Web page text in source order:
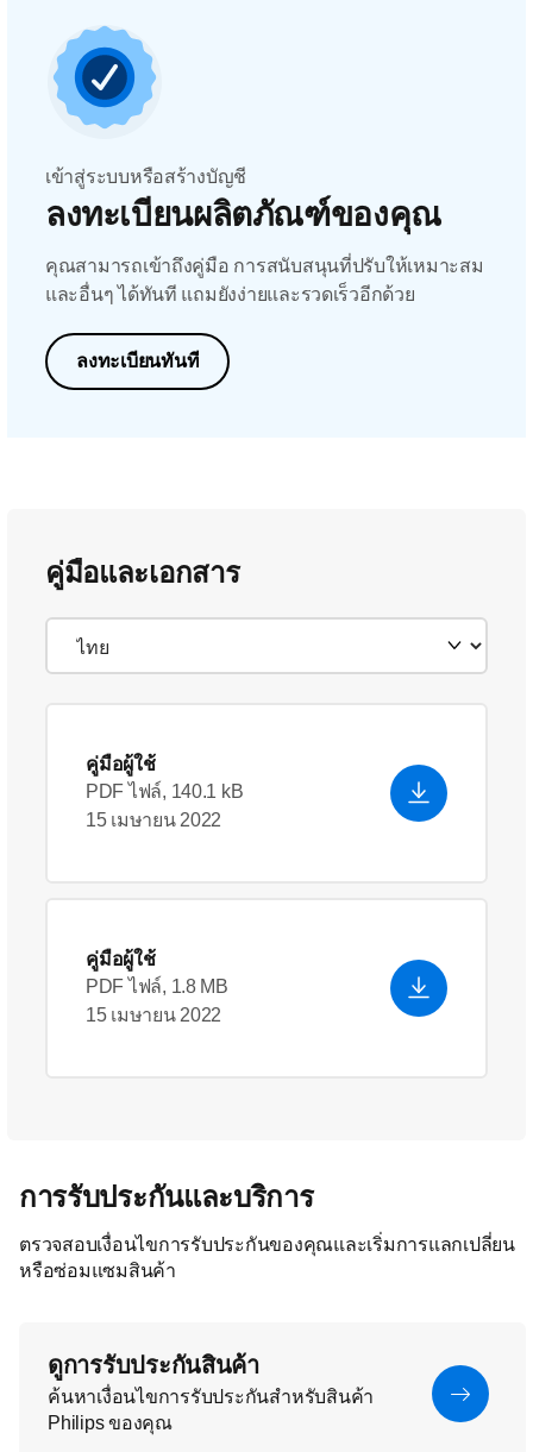
เข้าสู่ระบบหรือสร้างบัญชี
ลงทะเบียนผลิตภัณฑ์ของคุณ
คุณสามารถเข้าถึงคู่มือ การสนับสนุนที่ปรับให้เหมาะสม
และอื่นๆ ได้ทันที แถมยังง่ายและรวดเร็วอีกด้วย
ลงทะเบียนทันที
คู่มือและเอกสาร
คู่มือผู้ใช้
PDF ไฟล์, 140.1 kB
15 เมษายน 2022
คู่มือผู้ใช้
PDF ไฟล์, 1.8 MB
15 เมษายน 2022
การรับประกันและบริการ
ตรวจสอบเงื่อนไขการรับประกันของคุณและเริ่มการแลกเปลี่ยน
หรือซ่อมแซมสินค้า
ดูการรับประกันสินค้า
ค้นหาเงื่อนไขการรับประกันสำหรับสินค้า
Philips ของคุณ